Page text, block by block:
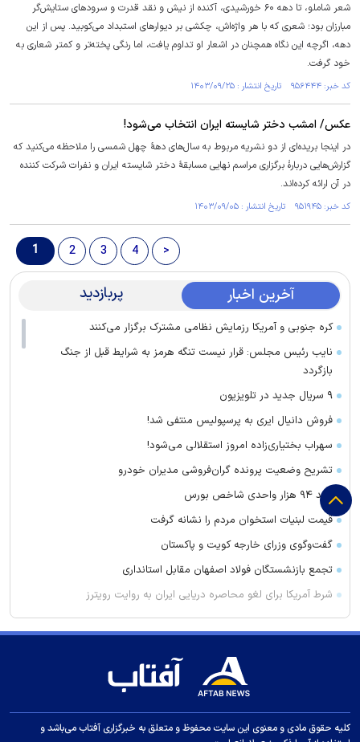
شعر شاملو، تا دهه ۶۰ خورشیدی، آکنده از نیش و نقد قدرت و سرود‌های ستایش‌گر
مبارزان بود؛ شعری که با هر واژه‌اش، چکشی بر دیوار‌های استبداد می‌کوبید. پس از این
دهه، اگرچه این نگاه همچنان در اشعار او تداوم یافت، اما رنگی پخته‌تر و کمتر شعاری به
خود گرفت.
کد خبر: ۹۵۶۴۴۴ تاریخ انتشار : ۱۴۰۳/۰۹/۲۵
عکس/ امشب دختر شایسته ایران انتخاب می‌شود!
در اینجا بریده‌ای از دو نشریه مربوط به سال‌های دهۀ چهل شمسی را ملاحظه می‌کنید که
گزارش‌هایی دربارۀ برگزاری مراسم نهایی مسابقۀ دختر شایسته ایران و نفرات شرکت کننده
در آن ارائه کرده‌اند.
کد خبر: ۹۵۱۹۴۵ تاریخ انتشار : ۱۴۰۳/۰۹/۰۵
1 2 3 4 >
آخرین اخبار پربازدید
کره جنوبی و آمریکا رزمایش نظامی مشترک برگزار می‌کنند
نایب رئیس مجلس: قرار نیست تنگه هرمز به شرایط قبل از جنگ
بازگردد
۹ سریال جدید در تلویزیون
فروش دانیال ایری به پرسپولیس منتفی شد!
سهراب بختیاری‌زاده امروز استقلالی می‌شود!
تشریح وضعیت پرونده گران‌فروشی مدیران خودرو
رشد ۹۴ هزار واحدی شاخص بورس
قیمت لبنیات استخوان مردم را نشانه گرفت
گفت‌وگوی وزرای خارجه کویت و پاکستان
تجمع بازنشستگان فولاد اصفهان مقابل استانداری
شرط آمریکا برای لغو محاصره دریایی ایران به روایت رویترز
ماجرای صدای انفجار در بندر خمیر چه بود؟
اژه‌ای: در مورد فهرست عفو‌های مناسبتی دستورالعملی مشخص
عکس روز ناسا از ۳ جفت کهکشانی
کلیه حقوق مادی و معنوی این سایت محفوظ و متعلق به خبرگزاری آفتاب می‌باشد و